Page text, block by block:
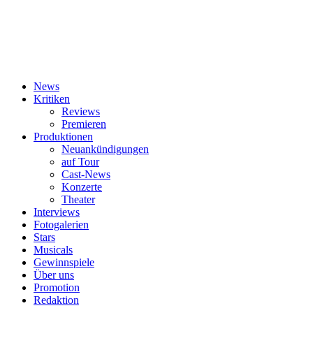
News
Kritiken
Reviews
Premieren
Produktionen
Neuankündigungen
auf Tour
Cast-News
Konzerte
Theater
Interviews
Fotogalerien
Stars
Musicals
Gewinnspiele
Über uns
Promotion
Redaktion